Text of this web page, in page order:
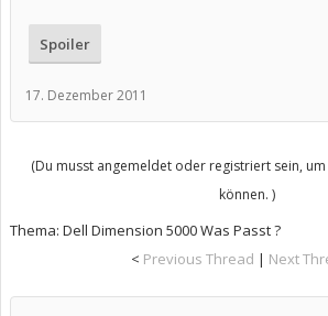
Spoiler
17. Dezember 2011
(Du musst angemeldet oder registriert sein,
können. )
Thema: Dell Dimension 5000 Was Passt ?
< Previous Thread | Next